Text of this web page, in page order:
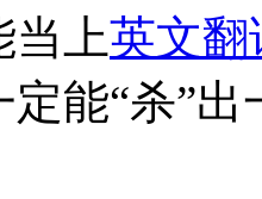
当上英文翻
能“杀”